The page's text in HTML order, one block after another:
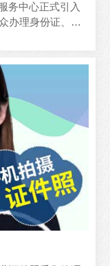
务中心正式引入
办理身份证、社